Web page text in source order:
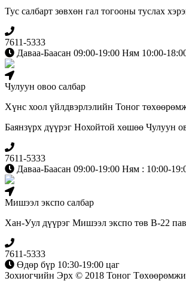
Тус салбарт зөвхөн гал тогооны туслах
7611-5333
Даваа-Баасан 09:00-19:00 Ням 10:00-
Чулуун овоо салбар
Хүнс хоол үйлдвэрлэлийн Тоног
Баянзүрх дүүрэг Нохойтой хөшөө Чулуун
7611-5333
Даваа-Баасан 09:00-19:00 Ням : 10:00-
Мишээл экспо салбар
Хан-Уул дүүрэг Мишээл экспо төв B-22
7611-5333
Өдөр бүр 10:30-19:00 цаг
Зохиогчийн Эрх © 2018 Тоног